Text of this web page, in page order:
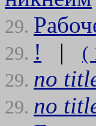
29.
29. ! | (
29. no
29. no